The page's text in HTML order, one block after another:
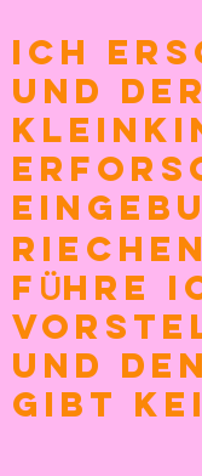
I ch
und
f Ühre
und
gibt